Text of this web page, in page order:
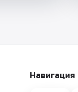
Навигация